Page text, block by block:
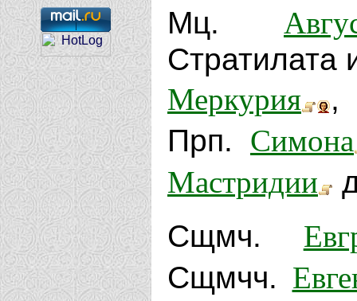
Мц.
Стратилата
Меркурия
,
Прп. Симона
Мастридии
Сщмч.
Сщмчч.